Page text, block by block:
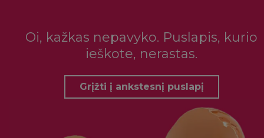
Oi, kažkas nepavyko. Puslapis, kurio
ieškote, nerastas.
Grįžti į ankstesnį puslapį